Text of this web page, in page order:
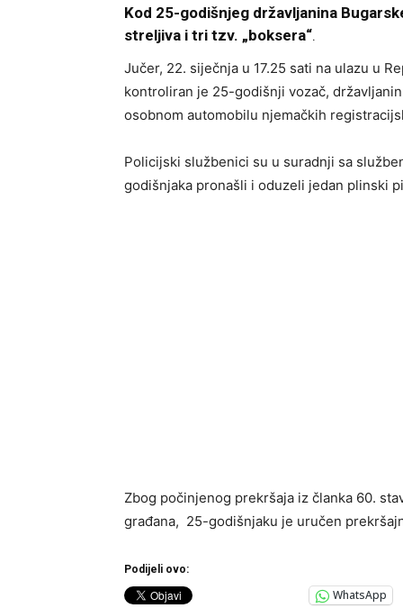
Kod 25-godišnjeg državljanina
streljiva i tri tzv. „boksera“.
Jučer, 22. siječnja u 17.25 sati na ulazu u
kontroliran je 25-godišnji vozač,
osobnom automobilu njemačkih
Policijski službenici su u suradnji sa
godišnjaka pronašli i oduzeli jedan plinski
Zbog počinjenog prekršaja iz članka 60.
građana, 25-godišnjaku je uručen
Podijeli ovo:
WhatsApp